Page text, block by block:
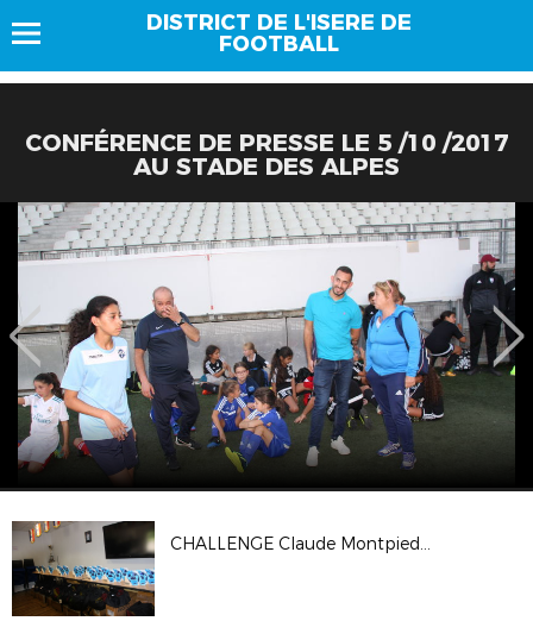
DISTRICT DE L'ISERE DE
FOOTBALL
CONFÉRENCE DE PRESSE LE 5 /10 /2017
AU STADE DES ALPES
CHALLENGE Claude Montpied 2024